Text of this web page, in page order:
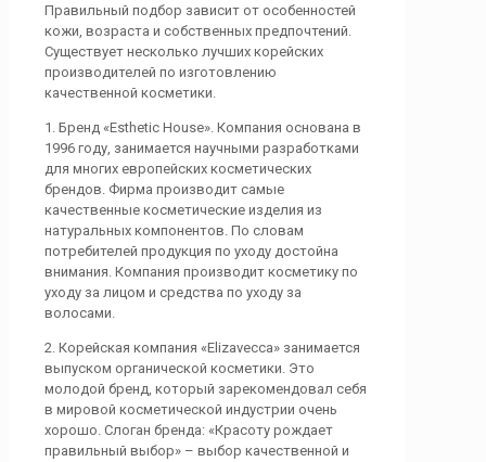
Правильный подбор зависит от особенностей
кожи, возраста и собственных предпочтений.
Существует несколько лучших корейских
производителей по изготовлению
качественной косметики.
1. Бренд «Esthetic House». Компания основана в
1996 году, занимается научными разработками
для многих европейских косметических
брендов. Фирма производит самые
качественные косметические изделия из
натуральных компонентов. По словам
потребителей продукция по уходу достойна
внимания. Компания производит косметику по
уходу за лицом и средства по уходу за
волосами.
2. Корейская компания «Elizavecca» занимается
выпуском органической косметики. Это
молодой бренд, который зарекомендовал себя
в мировой косметической индустрии очень
хорошо. Слоган бренда: «Красоту рождает
правильный выбор» – выбор качественной и